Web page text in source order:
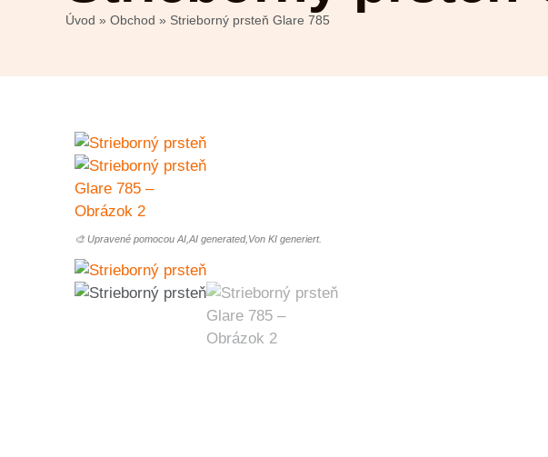
Úvod » Obchod » Strieborný prsteň Glare 785
🎨 Upravené pomocou AI,AI generated,Von KI generiert.